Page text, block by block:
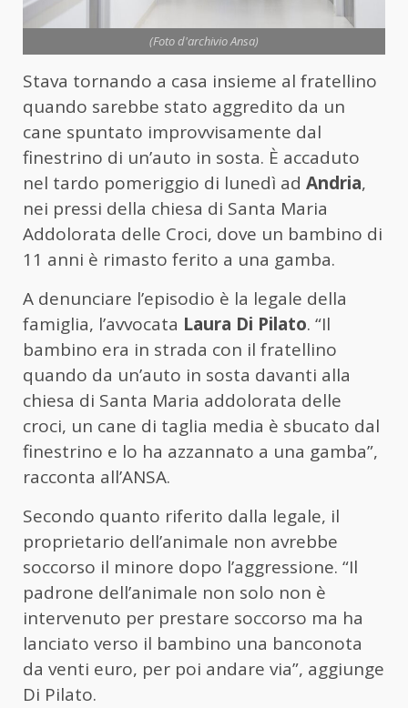
(Foto d'archivio Ansa)
Stava tornando a casa insieme al fratellino
quando sarebbe stato aggredito da un
cane spuntato improvvisamente dal
finestrino di un’auto in sosta. È accaduto
nel tardo pomeriggio di lunedì ad Andria,
nei pressi della chiesa di Santa Maria
Addolorata delle Croci, dove un bambino di
11 anni è rimasto ferito a una gamba.
A denunciare l’episodio è la legale della
famiglia, l’avvocata Laura Di Pilato. “Il
bambino era in strada con il fratellino
quando da un’auto in sosta davanti alla
chiesa di Santa Maria addolorata delle
croci, un cane di taglia media è sbucato dal
finestrino e lo ha azzannato a una gamba”,
racconta all’ANSA.
Secondo quanto riferito dalla legale, il
proprietario dell’animale non avrebbe
soccorso il minore dopo l’aggressione. “Il
padrone dell’animale non solo non è
intervenuto per prestare soccorso ma ha
lanciato verso il bambino una banconota
da venti euro, per poi andare via”, aggiunge
Di Pilato.